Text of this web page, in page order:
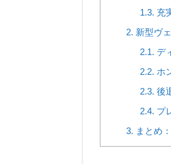
1.3. 充
2. 新型ヴ
2.1. デ
2.2. ホ
2.3. 後
2.4. プ
3. まとめ